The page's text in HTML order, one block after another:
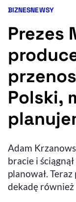
Sprawdź, jak i
Deklaracja
Kategorie artykułu:
BIZNESNEWSY
Prezes
Polski,
Adam
bracie i
planował.
dekadę również